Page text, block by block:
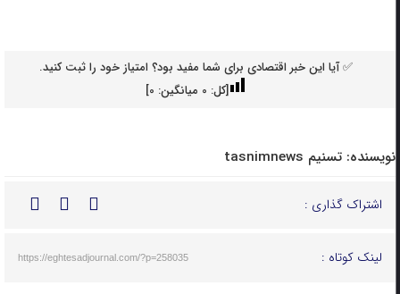
✅ آیا این خبر اقتصادی برای شما مفید بود؟ امتیاز خود را ثبت کنید.
[کل: 0میانگین: 0
]
نویسنده: تسنیم tasnimnews
اشتراک گذاری :
لینک کوتاه : https://eghtesadjournal.com/?p=258035